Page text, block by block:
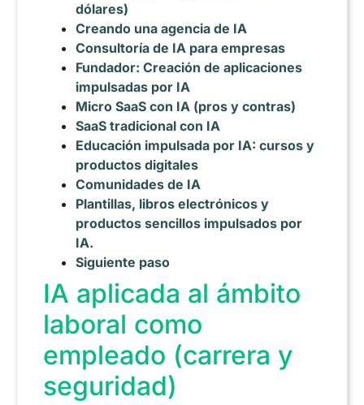
dólares)
Creando una agencia de IA
Consultoría de IA para empresas
Fundador: Creación de aplicaciones
impulsadas por IA
Micro SaaS con IA (pros y contras)
SaaS tradicional con IA
Educación impulsada por IA: cursos y
productos digitales
Comunidades de IA
Plantillas, libros electrónicos y
productos sencillos impulsados por
IA.
Siguiente paso
IA aplicada al ámbito
laboral como
empleado (carrera y
seguridad)